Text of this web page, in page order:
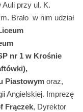
Auli przy ul. K.
Brało w nim udział
nr 1 w Krośnie
Piastowymoraz,
Angielskiej. Imprezę
Frączek, Dyrektor